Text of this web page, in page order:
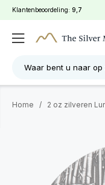
Klantenbeoordeling: 9,7
Waar bent u naar op
Home / 2 oz zilveren